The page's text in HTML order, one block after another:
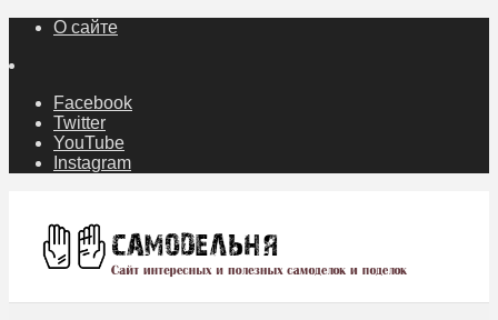
О сайте
Facebook
Twitter
YouTube
Instagram